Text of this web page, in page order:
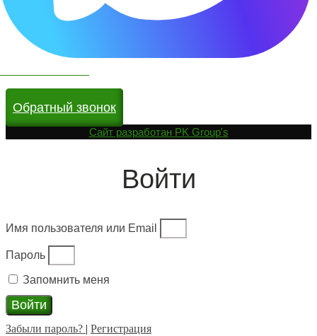
Обратный звонок
Cайт разработан PK Group's
Войти
Имя пользователя или Email
Пароль
Запомнить меня
Войти
Забыли пароль? | Регистрация